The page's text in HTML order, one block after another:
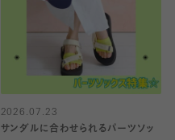
2026.07.23
サンダルに合わせられるパーツソッ